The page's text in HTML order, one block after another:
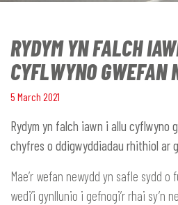
RYDYM YN FALCH
CYFLWYNO GWEFAN
5 March 2021
Rydym yn falch iawn i allu cyflwyno
chyfres o ddigwyddiadau rhithiol ar
Mae’r wefan newydd yn safle sydd
wedi’i gynllunio i gefnogi’r rhai sy’n